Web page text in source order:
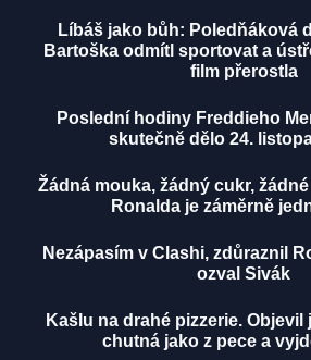
Líbáš jako bůh: Poledňáková
Bartoška odmítl sportovat a
film přerostla
Poslední hodiny Freddieho
skutečně dělo 24.
Žádná mouka, žádný cukr,
Ronalda je záměrně
Nezápasím v Clashi, zdůraznil
ozval Sivák
Kašlu na drahé pizzerie. Objevil
chutná jako z pece a